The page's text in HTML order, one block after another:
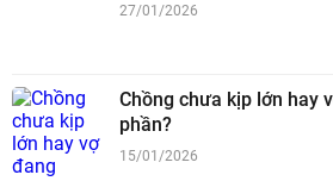
27/01/2026
Chồng chưa kịp lớn hay
phần?
15/01/2026